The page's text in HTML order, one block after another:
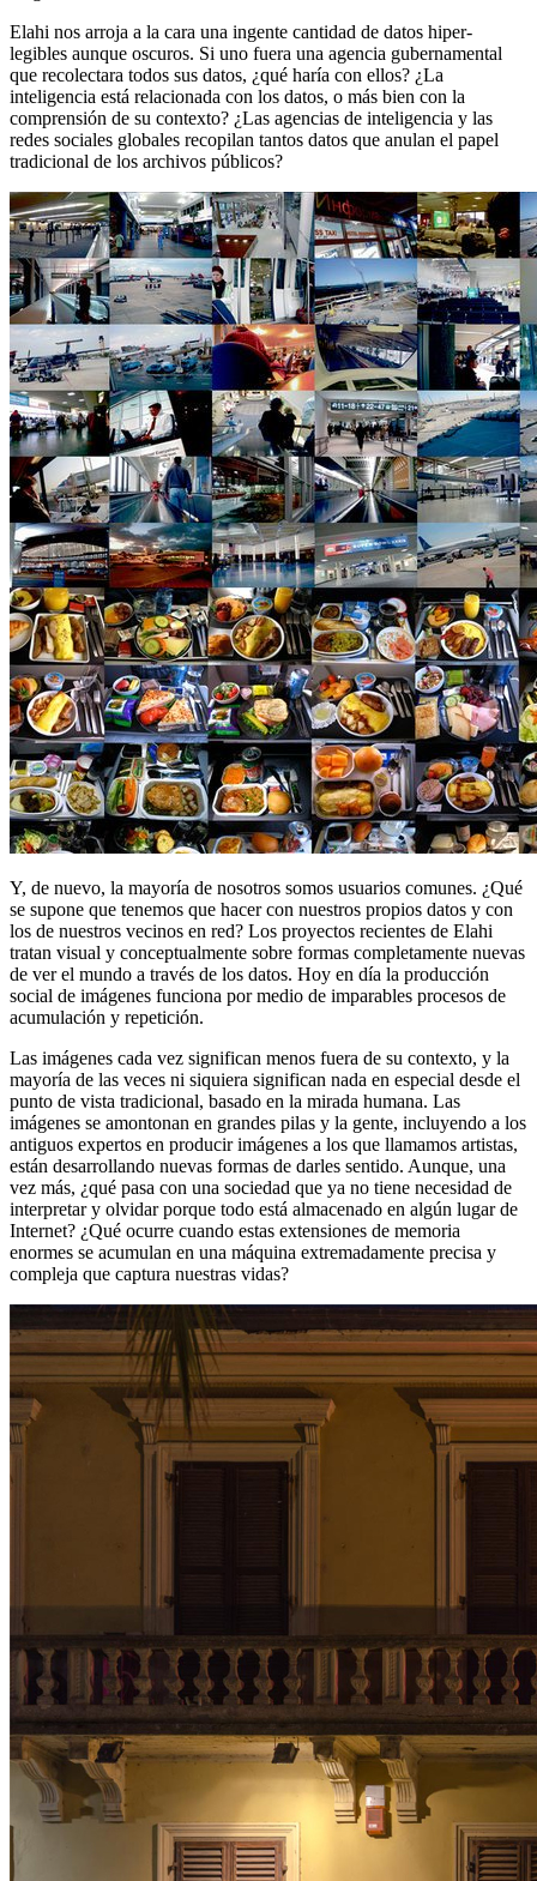
Elahi nos arroja a la cara una ingente cantidad de datos hiper-
legibles aunque oscuros. Si uno fuera una agencia gubernamental
que recolectara todos sus datos, ¿qué haría con ellos? ¿La
inteligencia está relacionada con los datos, o más bien con la
comprensión de su contexto? ¿Las agencias de inteligencia y las
redes sociales globales recopilan tantos datos que anulan el papel
tradicional de los archivos públicos?
Y, de nuevo, la mayoría de nosotros somos usuarios comunes. ¿Qué
se supone que tenemos que hacer con nuestros propios datos y con
los de nuestros vecinos en red? Los proyectos recientes de Elahi
tratan visual y conceptualmente sobre formas completamente nuevas
de ver el mundo a través de los datos. Hoy en día la producción
social de imágenes funciona por medio de imparables procesos de
acumulación y repetición.
Las imágenes cada vez significan menos fuera de su contexto, y la
mayoría de las veces ni siquiera significan nada en especial desde el
punto de vista tradicional, basado en la mirada humana. Las
imágenes se amontonan en grandes pilas y la gente, incluyendo a los
antiguos expertos en producir imágenes a los que llamamos artistas,
están desarrollando nuevas formas de darles sentido. Aunque, una
vez más, ¿qué pasa con una sociedad que ya no tiene necesidad de
interpretar y olvidar porque todo está almacenado en algún lugar de
Internet? ¿Qué ocurre cuando estas extensiones de memoria
enormes se acumulan en una máquina extremadamente precisa y
compleja que captura nuestras vidas?